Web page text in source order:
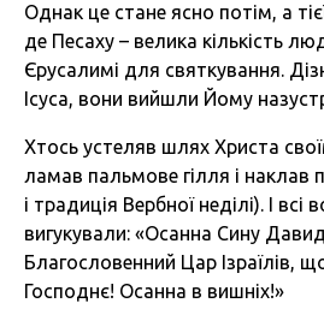
Однак це стане ясно потім, а
де Песаху – велика кількість
Єрусалимі для святкування.
Ісуса, вони вийшли Йому
Хтось устеляв шлях Христа
ламав пальмове гілля і наклав
і традиція Вербної неділі). І всі
вигукували: «Осанна Сину
Благословенний Цар Ізраїлів,
Господнє! Осанна в вишніх!»